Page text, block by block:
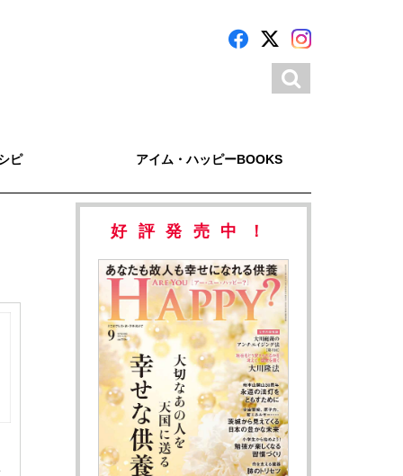
ピ アイム・ハッピーBOOKS
好評発売中！